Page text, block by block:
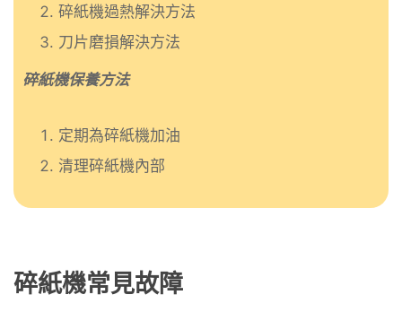
碎紙機過熱解決方法
刀片磨損解決方法
碎紙機保養方法
定期為碎紙機加油
清理碎紙機內部
碎紙機常見故障